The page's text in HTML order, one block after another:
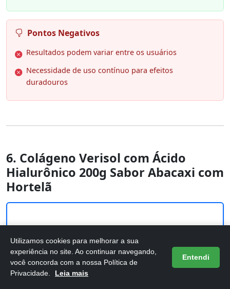
Pontos Negativos
Resultados podem variar entre os usuários
Necessidade de uso contínuo para efeitos
duradouros
6. Colágeno Verisol com Ácido
Hialurônico 200g Sabor Abacaxi com
Hortelã
Utilizamos cookies para melhorar a sua
experiência no site. Ao continuar navegando,
você concorda com a nossa Política de
Privacidade.
Leia mais
Entendi